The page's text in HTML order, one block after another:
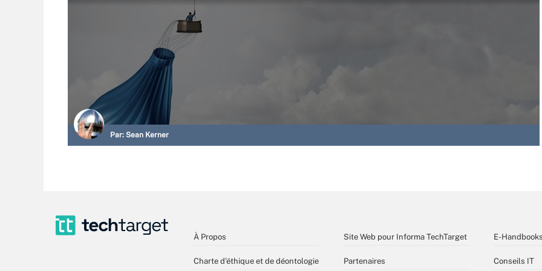
Par: Sean Kerner
À Propos
Charte d’éthique et de déontologie
Site Web pour Informa TechTarget
Partenaires
E-
Conseils IT